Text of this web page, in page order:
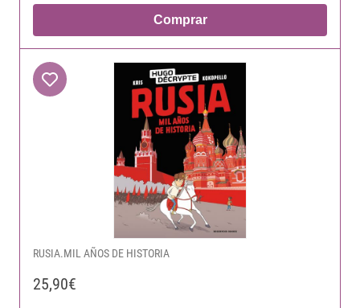
Comprar
RUSIA.MIL AÑOS DE HISTORIA
25,90€